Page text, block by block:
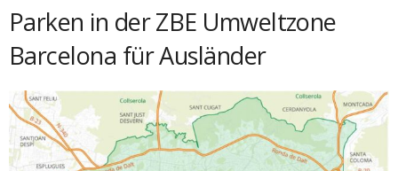
Parken in der ZBE Umweltzone
Barcelona für Ausländer